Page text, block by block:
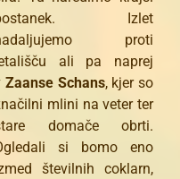
Izlet
proti
ali pa naprej
Zaanse Schans, kjer so
mlini na veter ter
domače obrti.
si bomo eno
številnih coklarn,